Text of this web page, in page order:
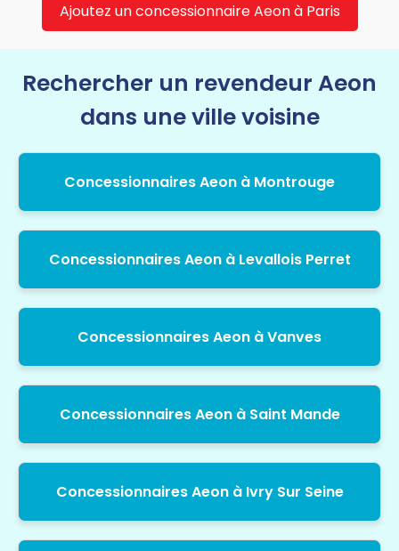
Ajoutez un concessionnaire Aeon à Paris
Rechercher un revendeur Aeon
dans une ville voisine
Concessionnaires Aeon à Montrouge
Concessionnaires Aeon à Levallois Perret
Concessionnaires Aeon à Vanves
Concessionnaires Aeon à Saint Mande
Concessionnaires Aeon à Ivry Sur Seine